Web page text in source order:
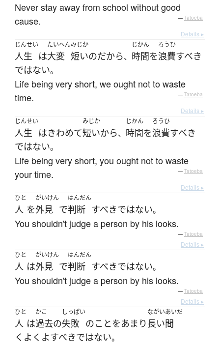
Never stay away from school without good
cause.
— Tatoeba
Details ▸
じんせい
人生 は
たいへん
大変
みじか
短いのだから、
じかん
時間を
ろうひ
浪費すべき
ではない。
Life being very short, we ought not to waste
time.
— Tatoeba
Details ▸
じんせい
人生 はきわめて
みじか
短いから、
じかん
時間を
ろうひ
浪費すべき
ではない。
Life being very short, you ought not to waste
your time.
— Tatoeba
Details ▸
ひと
人 を
がいけん
外見 で
はんだん
判断 すべきではない。
You shouldn't judge a person by his looks.
— Tatoeba
Details ▸
ひと
人 は
がいけん
外見 で
はんだん
判断 すべきではない。
You shouldn't judge a person by his looks.
— Tatoeba
Details ▸
ひと
人 は
かこ
過去の
しっぱい
失敗 のことをあまり
ながいあいだ
長い間
くよくよすべきではない。